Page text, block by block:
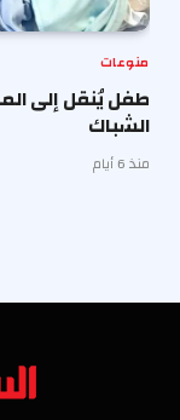
منوعات
طفل يُنقل إلى
الشباك
منذ 6 أيام